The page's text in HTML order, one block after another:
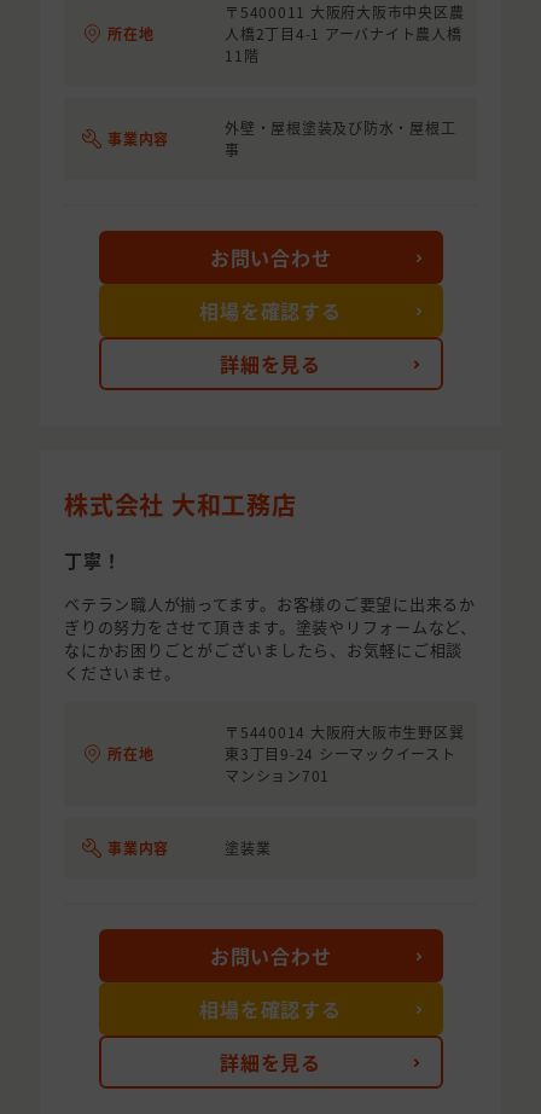
所在地
〒5400011 大阪府大阪市中央区農
人橋2丁目4-1 アーバナイト農人橋
11階
事業内容
外壁・屋根塗装及び防水・屋根工
事
詳細を見る
お問い合わせ
相場を確認する
株式会社 大和工務店
丁寧！
ベテラン職人が揃ってます。お客様のご要望に出来るか
ぎりの努力をさせて頂きます。塗装やリフォームなど、
なにかお困りごとがございましたら、お気軽にご相談
くださいませ。
所在地
〒5440014 大阪府大阪市生野区巽
東3丁目9-24 シーマックイースト
マンション701
事業内容 塗装業
詳細を見る
お問い合わせ
相場を確認する